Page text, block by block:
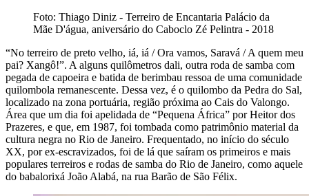
Foto: Thiago Diniz - Terreiro de Encantaria Palácio da
Mãe D'água, aniversário do Caboclo Zé Pelintra - 2018
“No terreiro de preto velho, iá, iá / Ora vamos, Saravá / A quem meu
pai? Xangô!”. A alguns quilômetros dali, outra roda de samba com
pegada de capoeira e batida de berimbau ressoa de uma comunidade
quilombola remanescente. Dessa vez, é o quilombo da Pedra do Sal,
localizado na zona portuária, região próxima ao Cais do Valongo.
Área que um dia foi apelidada de “Pequena África” por Heitor dos
Prazeres, e que, em 1987, foi tombada como patrimônio material da
cultura negra no Rio de Janeiro. Frequentado, no início do século
XX, por ex-escravizados, foi de lá que saíram os primeiros e mais
populares terreiros e rodas de samba do Rio de Janeiro, como aquele
do babalorixá João Alabá, na rua Barão de São Félix.